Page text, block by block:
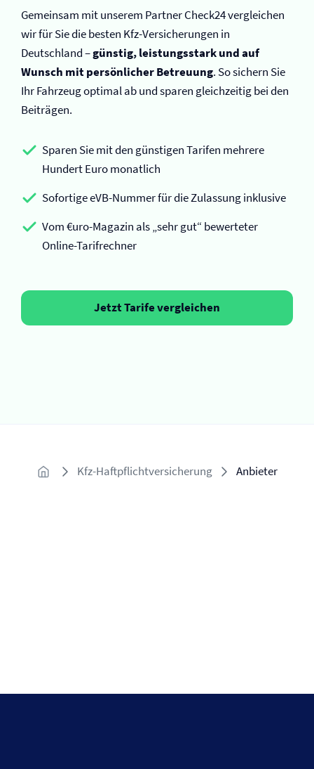
Gemeinsam mit unserem Partner Check24 vergleichen
wir für Sie die besten Kfz-Versicherungen in
Deutschland –günstig, leistungsstark und auf
Wunsch mit persönlicher Betreuung. So sichern Sie
Ihr Fahrzeug optimal ab und sparen gleichzeitig bei den
Beiträgen.
Sparen Sie mit den günstigen Tarifen mehrere
Hundert Euro monatlich
Sofortige eVB-Nummer für die Zulassung inklusive
Vom €uro-Magazin als „sehr gut“ bewerteter
Online-Tarifrechner
Jetzt Tarife vergleichen
Kfz-Haftpflichtversicherung Anbieter